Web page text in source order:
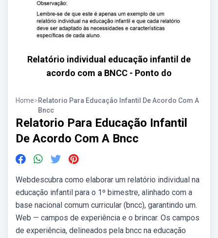
Relatório individual educação infantil de
acordo com a BNCC - Ponto do
Home>Relatorio Para Educação Infantil De Acordo Com A
Bncc
Relatorio Para Educação Infantil
De Acordo Com A Bncc
Webdescubra como elaborar um relatório individual na
educação infantil para o 1º bimestre, alinhado com a
base nacional comum curricular (bncc), garantindo um.
Web — campos de experiência e o brincar. Os campos
de experiência, delineados pela bncc na educação